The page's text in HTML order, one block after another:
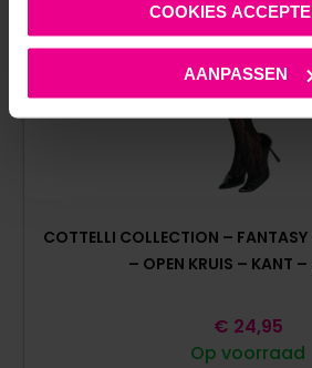
COOKIES
AANPASSEN
COTTELLI COLLECTION –
– OPEN KRUIS – KANT
Op voorraad
€ 24,95